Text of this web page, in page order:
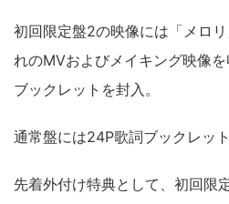
初回限定盤2の映像には「メロ
れのMVおよびメイキング映像
ブックレットを封入。
通常盤には24P歌詞ブックレット
先着外付け特典として、初回限